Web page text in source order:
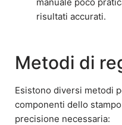
risultati accurati.
Metodi di
Esistono diversi metodi
componenti dello
precisione necessaria: